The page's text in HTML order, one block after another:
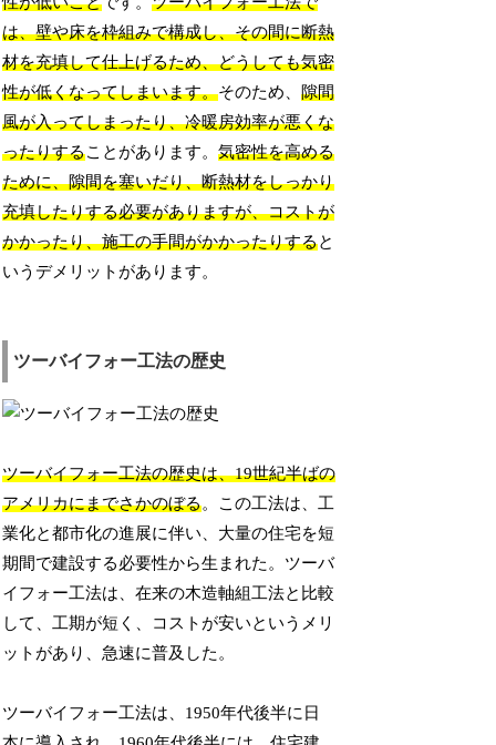
は、壁や床を枠組みで構成し、その間に断熱
材を充填して仕上げるため、どうしても気密
性が低くなってしまいます。そのため、隙間
風が入ってしまったり、冷暖房効率が悪くな
ったりすることがあります。気密性を高める
ために、隙間を塞いだり、断熱材をしっかり
充填したりする必要がありますが、コストが
かかったり、施工の手間がかかったりすると
いうデメリットがあります。
ツーバイフォー工法の歴史
ツーバイフォー工法の歴史は、19世紀半ばの
アメリカにまでさかのぼる。この工法は、工
業化と都市化の進展に伴い、大量の住宅を短
期間で建設する必要性から生まれた。ツーバ
イフォー工法は、在来の木造軸組工法と比較
して、工期が短く、コストが安いというメリ
ットがあり、急速に普及した。
ツーバイフォー工法は、1950年代後半に日